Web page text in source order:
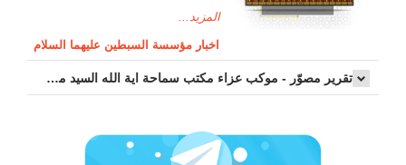
المزيد...
اخبار مؤسسة السبطين عليهما السلام
تقرير مصوّر - موكب عزاء مکتب سماحة اية الله السيد مرتضى الموسوي الاصفهاني في يوم إستشهاد السيدة فاطم...